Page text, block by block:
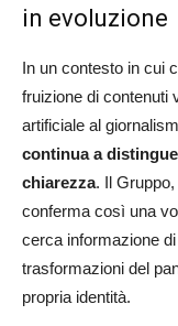
in evoluzione
In un contesto in cui
fruizione di contenuti
artificiale al
continua a
chiarezza. Il
conferma così una
cerca informazione
trasformazioni del
propria identità.